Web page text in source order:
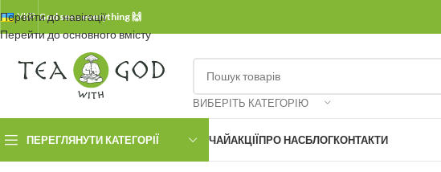
Перейти до навігації
Перейти до основного вмісту
УКР.God sees everything 🙌
ВИБЕРІТЬ КАТЕГОРІЮ
ПЕРЕГЛЯНУТИ КАТЕГОРІЇ ЧАЙАКЦІЇПРО НАСБЛОГКОНТАКТИ